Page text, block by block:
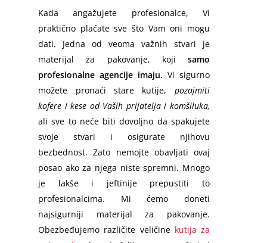
Kada angažujete profesionalce, Vi
praktično plaćate sve što Vam oni mogu
dati. Jedna od veoma važnih stvari je
materijal za pakovanje, koji samo
profesionalne agencije imaju. Vi sigurno
možete pronaći stare kutije, pozajmiti
kofere i kese od Vaših prijatelja i komšiluka,
ali sve to neće biti dovoljno da spakujete
svoje stvari i osigurate njihovu
bezbednost. Zato nemojte obavljati ovaj
posao ako za njega niste spremni. Mnogo
je lakše i jeftinije prepustiti to
profesionalcima. Mi ćemo doneti
najsigurniji materijal za pakovanje.
Obezbeđujemo različite veličine kutija za